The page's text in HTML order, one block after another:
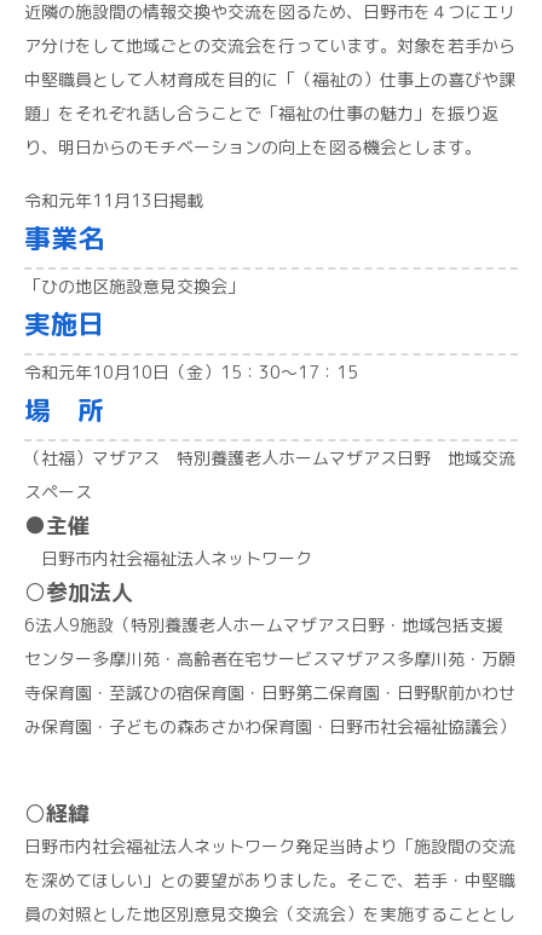
近隣の施設間の情報交換や交流を図るため、日野市を４つにエリ
ア分けをして地域ごとの交流会を行っています。対象を若手から
中堅職員として人材育成を目的に「（福祉の）仕事上の喜びや課
題」をそれぞれ話し合うことで「福祉の仕事の魅力」を振り返
り、明日からのモチベーションの向上を図る機会とします。
令和元年11月13日掲載
事業名
「ひの地区施設意見交換会」
実施日
令和元年10月10日（金）15：30～17：15
場 所
（社福）マザアス 特別養護老人ホームマザアス日野 地域交流
スペース
●主催
日野市内社会福祉法人ネットワーク
○参加法人
6法人9施設（特別養護老人ホームマザアス日野・地域包括支援
センター多摩川苑・高齢者在宅サービスマザアス多摩川苑・万願
寺保育園・至誠ひの宿保育園・日野第二保育園・日野駅前かわせ
み保育園・子どもの森あさかわ保育園・日野市社会福祉協議会）
○経緯
日野市内社会福祉法人ネットワーク発足当時より「施設間の交流
を深めてほしい」との要望がありました。そこで、若手・中堅職
員の対照とした地区別意見交換会（交流会）を実施することとし